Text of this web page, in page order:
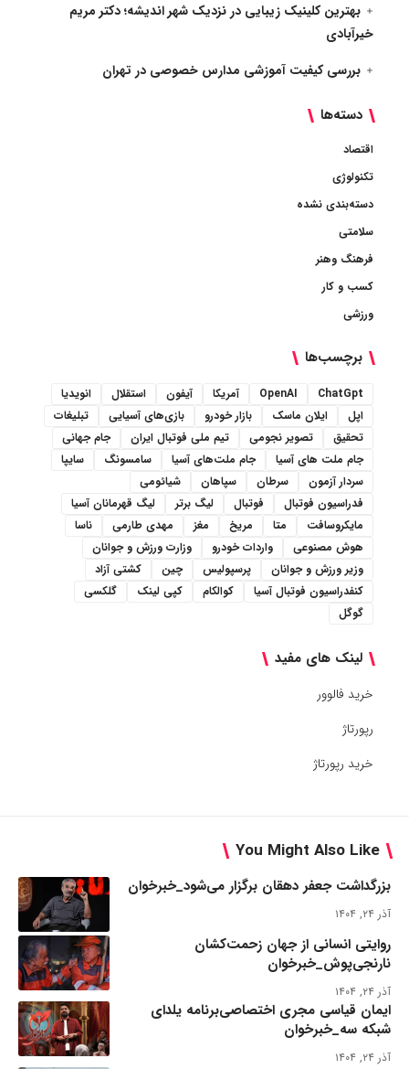
بهترین کلینیک زیبایی در نزدیک شهر اندیشه؛ دکتر مریم
خیرآبادی
بررسی کیفیت آموزشی مدارس خصوصی در تهران
دسته‌ها
اقتصاد
تکنولوژی
دسته‌بندی نشده
سلامتی
فرهنگ وهنر
کسب و کار
ورزشی
برچسب‌ها
ChatGpt
OpenAI آمریکا آیفون استقلال
انویدیا
اپل
ایلان ماسک بازار خودرو بازی‌های آسیایی
تبلیغات
تحقیق
تصویر نجومی تیم ملی فوتبال ایران
جام جهانی
جام ملت های آسیا
جام ملت‌های آسیا سامسونگ
سایپا
سردار آزمون
سرطان سپاهان
شیائومی
فدراسیون فوتبال
فوتبال لیگ برتر
لیگ قهرمانان آسیا
مایکروسافت
متا مریخ مغز مهدی طارمی
ناسا
هوش مصنوعی
واردات خودرو
وزارت ورزش و جوانان
وزیر ورزش و جوانان
پرسپولیس چین
کشتی آزاد
کنفدراسیون فوتبال آسیا
کوالکام کپی لینک
گلکسی
گوگل
لینک های مفید
خرید فالوور
رپورتاژ
خرید رپورتاژ
You Might Also Like
بزرگداشت جعفر دهقان برگزار می‌شود_خبرخوان
آذر ۲۴, ۱۴۰۴
روایتی انسانی از جهان زحمت‌کشان
نارنجی‌پوش_خبرخوان
آذر ۲۴, ۱۴۰۴
ایمان قیاسی مجری اختصاصی‌برنامه یلدای
شبکه سه_خبرخوان
آذر ۲۴, ۱۴۰۴